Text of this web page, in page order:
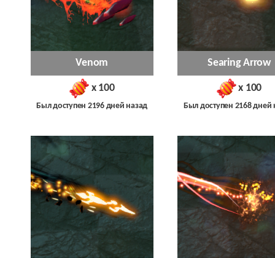
Venom
x 100
Был доступен 2196 дней назад
Searing Arrow
x 100
Был доступен 2168 дней